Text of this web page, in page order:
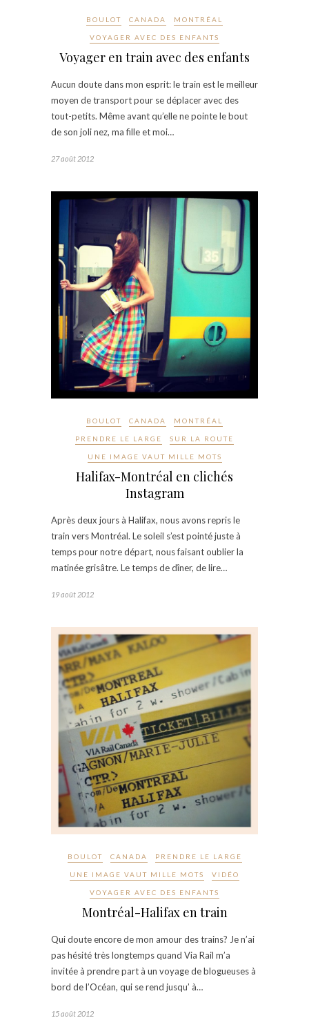
BOULOT CANADA MONTRÉAL
VOYAGER AVEC DES ENFANTS
Voyager en train avec des enfants
Aucun doute dans mon esprit: le train est le meilleur
moyen de transport pour se déplacer avec des
tout-petits. Même avant qu’elle ne pointe le bout
de son joli nez, ma fille et moi…
27 août 2012
BOULOT CANADA MONTRÉAL
PRENDRE LE LARGE SUR LA ROUTE
UNE IMAGE VAUT MILLE MOTS
Halifax-Montréal en clichés
Instagram
Après deux jours à Halifax, nous avons repris le
train vers Montréal. Le soleil s’est pointé juste à
temps pour notre départ, nous faisant oublier la
matinée grisâtre. Le temps de dîner, de lire…
19 août 2012
BOULOT CANADA PRENDRE LE LARGE
UNE IMAGE VAUT MILLE MOTS VIDÉO
VOYAGER AVEC DES ENFANTS
Montréal-Halifax en train
Qui doute encore de mon amour des trains? Je n’ai
pas hésité très longtemps quand Via Rail m’a
invitée à prendre part à un voyage de blogueuses à
bord de l’Océan, qui se rend jusqu’ à…
15 août 2012